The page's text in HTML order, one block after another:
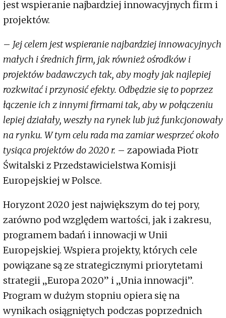
jest wspieranie najbardziej innowacyjnych firm i
projektów.
– Jej celem jest wspieranie najbardziej innowacyjnych
małych i średnich firm, jak również ośrodków i
projektów badawczych tak, aby mogły jak najlepiej
rozkwitać i przynosić efekty. Odbędzie się to poprzez
łączenie ich z innymi firmami tak, aby w połączeniu
lepiej działały, weszły na rynek lub już funkcjonowały
na rynku. W tym celu rada ma zamiar wesprzeć około
tysiąca projektów do 2020 r. – zapowiada Piotr
Świtalski z Przedstawicielstwa Komisji
Europejskiej w Polsce.
Horyzont 2020 jest największym do tej pory,
zarówno pod względem wartości, jak i zakresu,
programem badań i innowacji w Unii
Europejskiej. Wspiera projekty, których cele
powiązane są ze strategicznymi priorytetami
strategii „Europa 2020” i „Unia innowacji”.
Program w dużym stopniu opiera się na
wynikach osiągniętych podczas poprzednich